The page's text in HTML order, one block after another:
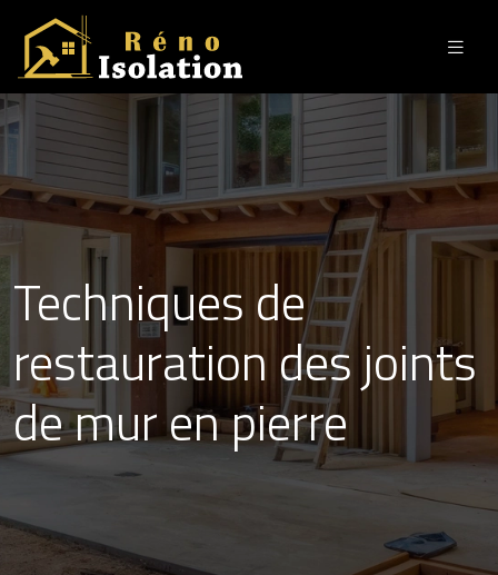
Techniques de
restauration des joints
de mur en pierre